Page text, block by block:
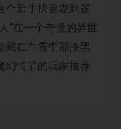
个新手快要盘到逻
”在一个奇怪的异世
藏在白雪中那漆黑
幻情节的玩家推荐